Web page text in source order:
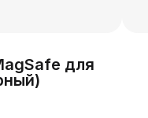
для